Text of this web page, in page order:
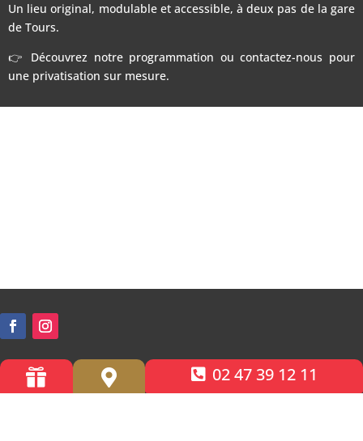
Un lieu original, modulable et accessible, à deux pas de la gare
de Tours.
👉 Découvrez notre programmation ou contactez-nous pour
une privatisation sur mesure.
Accessibilité PMR
  02 47 39 12 11